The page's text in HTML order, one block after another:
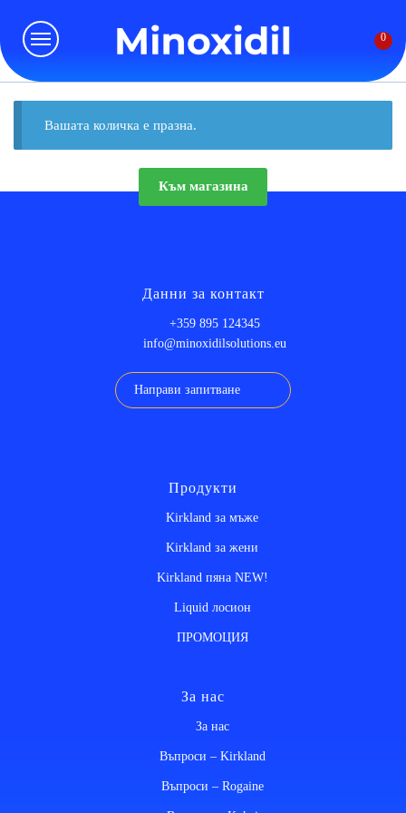
navigation
content
0
Вашата количка е празна.
Към магазина
Данни за контакт
+359 895 124345
info@minoxidilsolutions.eu
Направи запитване
Продукти
Kirkland за мъже
Kirkland за жени
Kirkland пяна NEW!
Liquid лосион
ПРОМОЦИЯ
За нас
За нас
Въпроси – Kirkland
Въпроси – Rogaine